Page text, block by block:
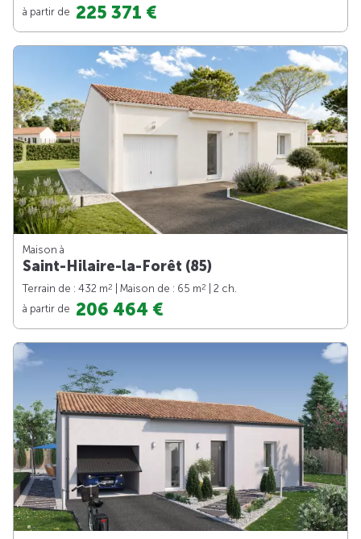
à partir de 225 371 €
Maison à
Saint-Hilaire-la-Forêt (85)
Terrain de : 432 m2 | Maison de : 65 m2
| 2 ch.
à partir de 206 464 €